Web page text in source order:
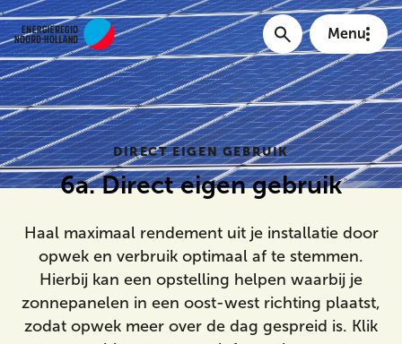
Menu
Main menu
Meta Menu
DIRECT EIGEN GEBRUIK
6a. Direct eigen gebruik
Haal maximaal rendement uit je installatie door
opwek en verbruik optimaal af te stemmen.
Hierbij kan een opstelling helpen waarbij je
zonnepanelen in een oost-west richting plaatst,
zodat opwek meer over de dag gespreid is. Klik